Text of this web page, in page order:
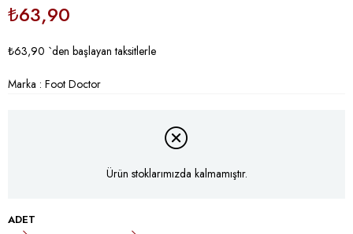
₺63,90
₺63,90 `den başlayan taksitlerle
Marka : Foot Doctor
Ürün stoklarımızda kalmamıştır.
ADET